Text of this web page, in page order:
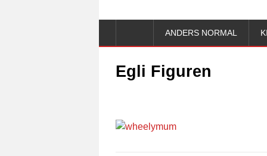
ANDERS NORMAL
Egli Figuren